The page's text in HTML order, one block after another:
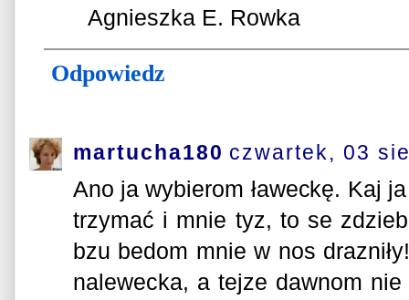
Agnieszka E. Rowka
Odpowiedz
martucha180 czwartek, 03
Ano ja wybierom ławeckę. Kaj
trzymać i mnie tyz, to se
bzu bedom mnie w nos
nalewecka, a tejze dawnom nie